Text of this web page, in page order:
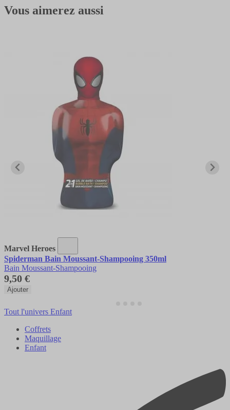
Vous aimerez aussi
Marvel Heroes
Spiderman Bain Moussant-Shampooing 350ml
Bain Moussant-Shampooing
9,50 €
Ajouter
Tout l'univers Enfant
Coffrets
Maquillage
Enfant